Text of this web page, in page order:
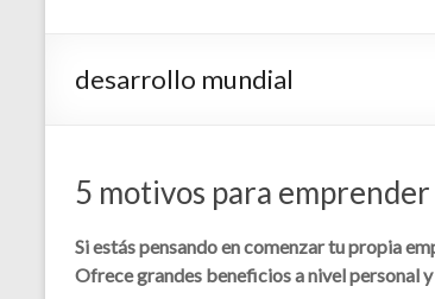
desarrollo mundial
5 motivos para
Si estás pensando en comenzar tu propia
Ofrece grandes beneficios a nivel personal